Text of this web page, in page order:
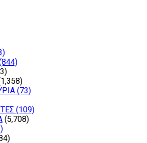
(73)
(109)
(5,708)